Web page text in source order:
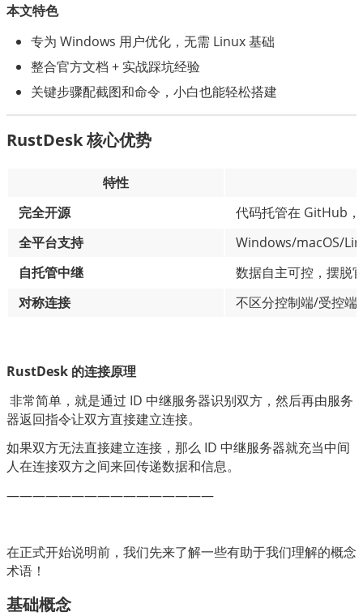
本文特色
专为 Windows 用户优化，无需 Linux 基础
整合官方文档 + 实战踩坑经验
关键步骤配截图和命令，小白也能轻松搭建
RustDesk 核心优势
特性
完全开源
代码托管在 GitHub
全平台支持
Windows/macOS/
自托管中继
数据自主可控，摆脱
对称连接
不区分控制端/受控端
RustDesk 的连接原理
器返回指令让双方直接建立连接。
如果双方无法直接建立连接，那么 ID 中继服务器就充当中间
人在连接双方之间来回传递数据和信息。
————————————————
在正式开始说明前，我们先来了解一些有助于我们理解的概念
术语！
基础概念